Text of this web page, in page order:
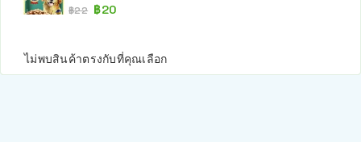
฿22 ฿20
ไม่พบสินค้าตรงกับที่คุณเลือก